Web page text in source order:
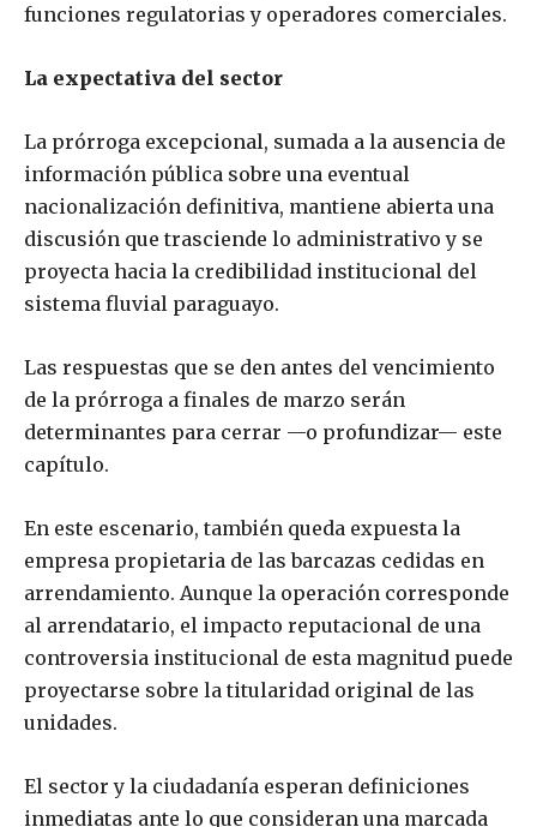
funciones regulatorias y operadores comerciales.
La expectativa del sector
La prórroga excepcional, sumada a la ausencia de
información pública sobre una eventual
nacionalización definitiva, mantiene abierta una
discusión que trasciende lo administrativo y se
proyecta hacia la credibilidad institucional del
sistema fluvial paraguayo.
Las respuestas que se den antes del vencimiento
de la prórroga a finales de marzo serán
determinantes para cerrar —o profundizar— este
capítulo.
En este escenario, también queda expuesta la
empresa propietaria de las barcazas cedidas en
arrendamiento. Aunque la operación corresponde
al arrendatario, el impacto reputacional de una
controversia institucional de esta magnitud puede
proyectarse sobre la titularidad original de las
unidades.
El sector y la ciudadanía esperan definiciones
inmediatas ante lo que consideran una marcada